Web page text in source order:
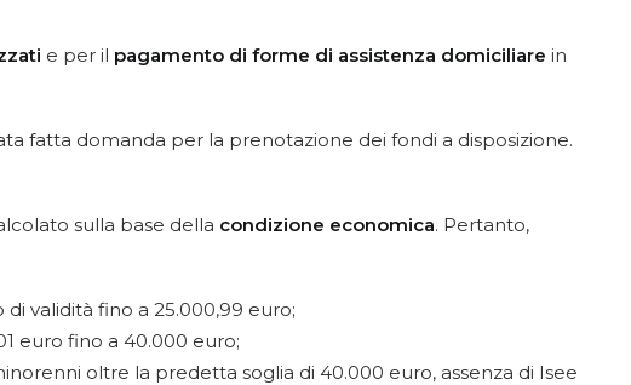
e per il pagamento di forme di assistenza domiciliare in
fatta domanda per la prenotazione dei fondi a disposizione.
sulla base della condizione economica. Pertanto,
validità fino a 25.000,99 euro;
euro fino a 40.000 euro;
oltre la predetta soglia di 40.000 euro, assenza di Isee